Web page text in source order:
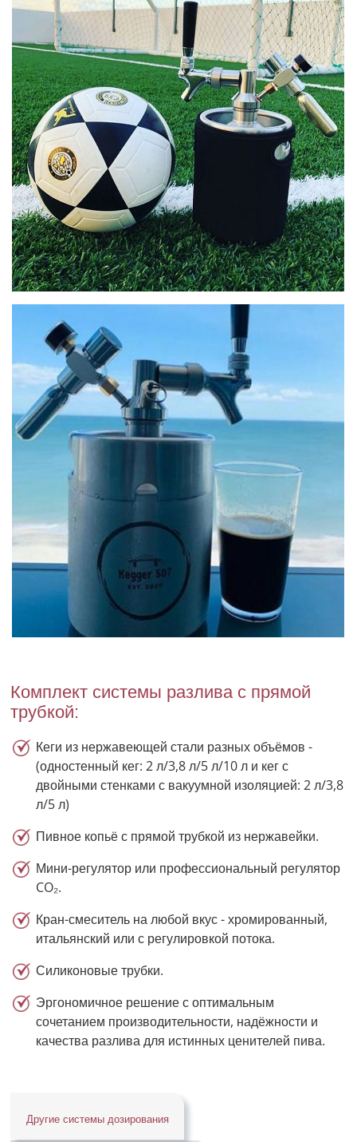
Комплект системы разлива с прямой
трубкой:
Кеги из нержавеющей стали разных объёмов -
(одностенный кег: 2 л/3,8 л/5 л/10 л и кег с
двойными стенками с вакуумной изоляцией: 2 л/3,8
л/5 л)
Пивное копьё с прямой трубкой из нержавейки.
Мини-регулятор или профессиональный регулятор
CO₂.
Кран-смеситель на любой вкус - хромированный,
итальянский или с регулировкой потока.
Силиконовые трубки.
Эргономичное решение с оптимальным
сочетанием производительности, надёжности и
качества разлива для истинных ценителей пива.
Другие системы дозирования